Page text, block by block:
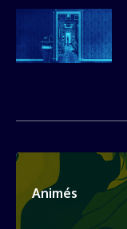
Animés